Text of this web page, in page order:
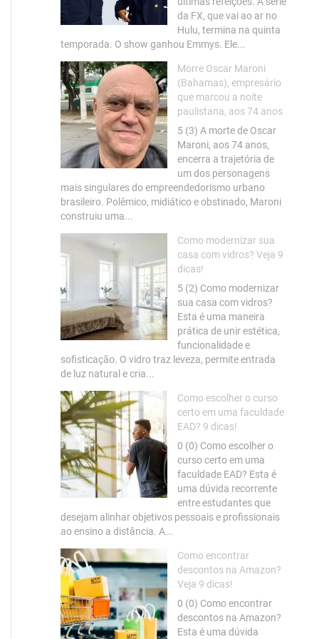
da FX, que vai ao ar no
Hulu, termina na quinta
temporada. O show ganhou Emmys. Ele...
Morre Oscar Maroni
(Bahamas), empresário
que marcou a noite
paulistana, aos 74 anos
5 (3) A morte de Oscar
Maroni, aos 74 anos,
encerra a trajetória de
um dos personagens
mais singulares do empreendedorismo urbano
brasileiro. Polêmico, midiático e obstinado, Maroni
construiu uma...
Como modernizar sua
casa com vidros? Veja 9
dicas!
5 (2) Como modernizar
sua casa com vidros?
Esta é uma maneira
prática de unir estética,
funcionalidade e
sofisticação. O vidro traz leveza, permite entrada
de luz natural e cria...
Como escolher o curso
certo em uma faculdade
EAD? 9 dicas!
0 (0) Como escolher o
curso certo em uma
faculdade EAD? Esta é
uma dúvida recorrente
entre estudantes que
desejam alinhar objetivos pessoais e profissionais
ao ensino a distância. A...
Como encontrar
descontos na Amazon?
Veja 9 dicas!
0 (0) Como encontrar
descontos na Amazon?
Esta é uma dúvida